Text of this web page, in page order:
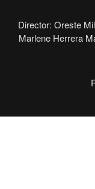
Director: Oreste
Marlene Herrera